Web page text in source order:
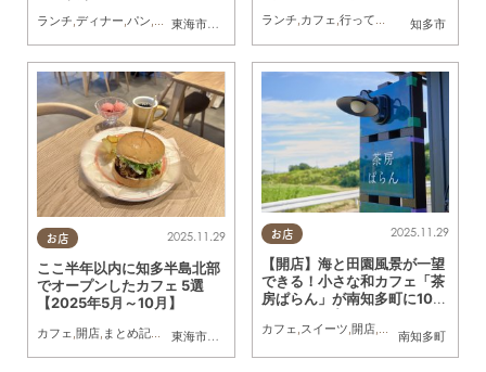
東海市
, 大府市 阿久比町,半田市,常滑市
ランチ,ディナー,パン,カフェ,スイーツ 開店, 閉店,観光, まとめ記事 知多市
ランチ,カフェ,行ってみたレポ ,カップル
お店
東海市
, 大府市 阿久比町
2025.11.29
ここ半年以内に知多半島北部
でオープンしたカフェ 5選
【2025年5月～10月】
カフェ,開店, まとめ記事 親子,家族
お店
南知多町
2025.11.29
【開店】海と田園風景が一望
できる！小さな和カフェ「茶
房ぱらん」が南知多町に10/1
カフェ,スイーツ,開店,健康,まちネタ